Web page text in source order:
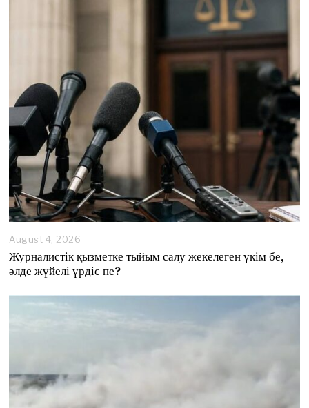
August 4, 2026
g
u
6
Журналистік қызметке тыйым салу жекелеген үкім бе,
әлде жүйелі үрдіс пе?